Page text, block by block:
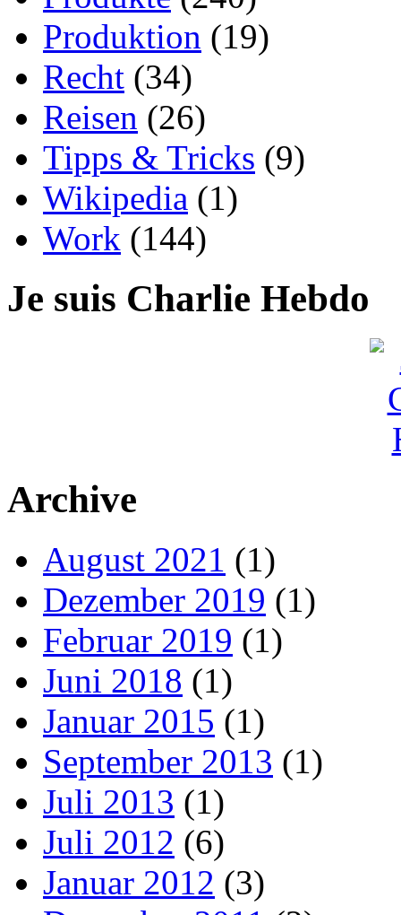
Produktion (19)
Recht (34)
Reisen (26)
Tipps & Tricks (9)
Wikipedia (1)
Work (144)
Je suis Charlie Hebdo
Archive
August 2021 (1)
Dezember 2019 (1)
Februar 2019 (1)
Juni 2018 (1)
Januar 2015 (1)
September 2013 (1)
Juli 2013 (1)
Juli 2012 (6)
Januar 2012 (3)